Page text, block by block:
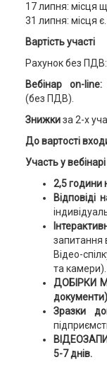
17 липня: місця
31 липня: місця є.
Вартість участі
Рахунок без ПДВ:
Вебінар on-
(без ПДВ).
Знижкиза 2-х
До вартості
Участь у
2,5 години
Відповіді
запитання
Відео-
та камери).
ДОБІРКИ
Зразки
5-7 днів.